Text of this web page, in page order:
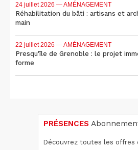
24 juillet 2026 — AMÉNAGEMENT
Réhabilitation du bâti : artisans et
main
22 juillet 2026 — AMÉNAGEMENT
Presqu'île de Grenoble : le projet
forme
PRÉSENCES
Découvrez toutes les offres